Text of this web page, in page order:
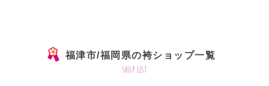
福津市/福岡県の袴ショップ一覧
shop list